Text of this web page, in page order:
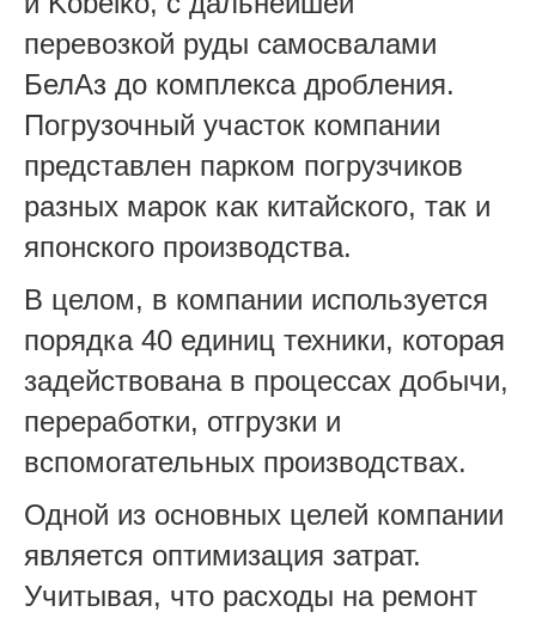
перевозкой руды самосвалами
БелАз до комплекса дробления.
Погрузочный участок компании
представлен парком погрузчиков
разных марок как китайского, так и
японского производства.
В целом, в компании используется
порядка 40 единиц техники, которая
задействована в процессах добычи,
переработки, отгрузки и
вспомогательных производствах.
Одной из основных целей компании
является оптимизация затрат.
Учитывая, что расходы на ремонт